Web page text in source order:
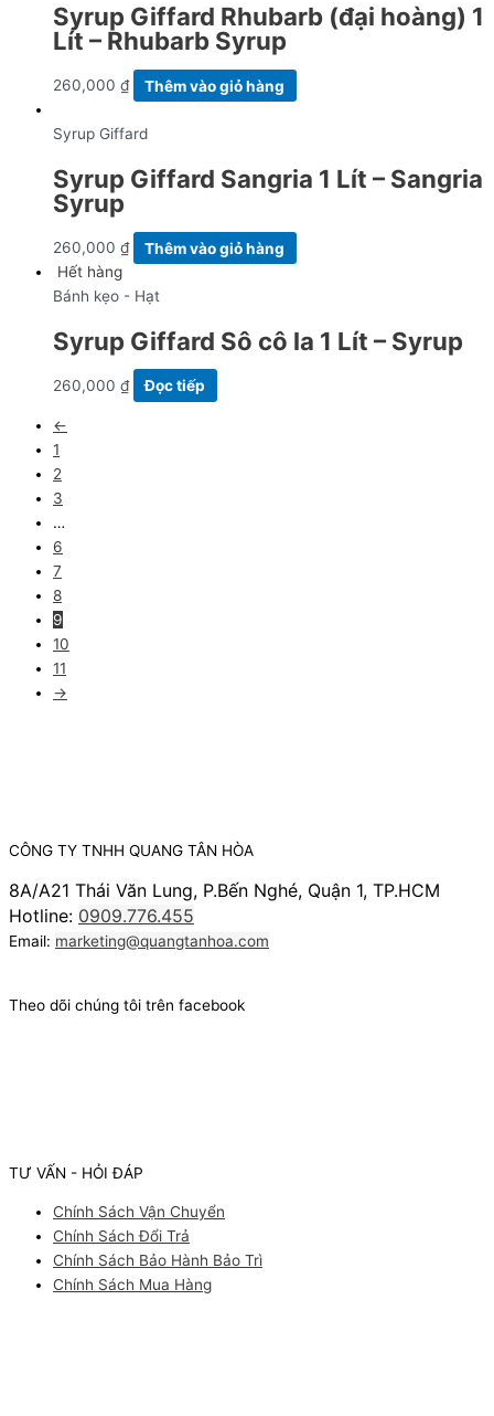
Syrup Giffard Rhubarb (đại hoàng) 1
Lít – Rhubarb Syrup
260,000 ₫ Thêm vào giỏ hàng
Syrup Giffard
Syrup Giffard Sangria 1 Lít – Sangria
Syrup
260,000 ₫
Thêm vào giỏ hàng
Hết hàng
Bánh kẹo - Hạt
Syrup Giffard Sô cô la 1 Lít – Syrup
260,000 ₫ Đọc tiếp
←
1
2
3
…
6
7
8
9
10
11
→
CÔNG TY TNHH QUANG TÂN HÒA
8A/A21 Thái Văn Lung, P.Bến Nghé, Quận 1, TP.HCM
Hotline: 0909.776.455
Email: marketing@quangtanhoa.com
Theo dõi chúng tôi trên facebook
TƯ VẤN - HỎI ĐÁP
Chính Sách Vận Chuyển
Chính Sách Đổi Trả
Chính Sách Bảo Hành Bảo Trì
Chính Sách Mua Hàng